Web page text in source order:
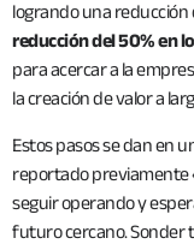
logrando una reducción
reducción del 50% en
para acercar a la
la creación de valor a
Estos pasos se dan en
reportado previamente
seguir operando y
futuro cercano. Sonder